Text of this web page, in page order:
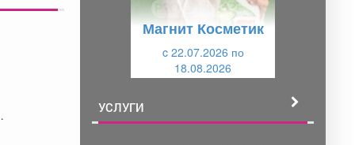
Магнит Косметик
c 22.07.2026 по
18.08.2026
УСЛУГИ